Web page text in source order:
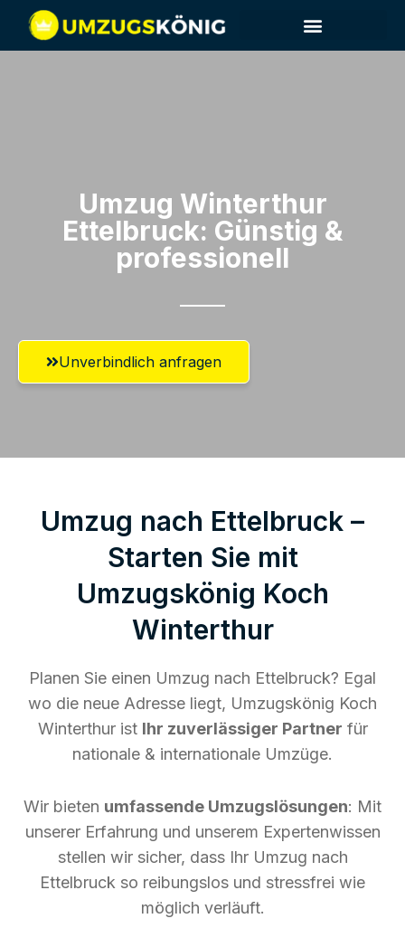
Umzug Winterthur​
Ettelbruck: Günstig &
professionell​
Unverbindlich anfragen
Umzug nach Ettelbruck –
Starten Sie mit
Umzugskönig Koch
Winterthur
Planen Sie einen Umzug nach Ettelbruck? Egal
wo die neue Adresse liegt, Umzugskönig Koch
Winterthur ist Ihr zuverlässiger Partner für
nationale & internationale Umzüge.
Wir bieten umfassende Umzugslösungen: Mit
unserer Erfahrung und unserem Expertenwissen
stellen wir sicher, dass Ihr Umzug nach
Ettelbruck so reibungslos und stressfrei wie
möglich verläuft.